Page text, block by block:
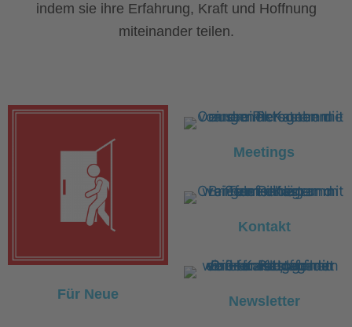
indem sie ihre Erfahrung, Kraft und Hoffnung
miteinander teilen.
Für Neue
Meetings
Kontakt
Newsletter